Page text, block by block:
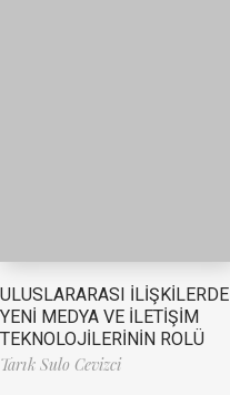
ULUSLARARASI İLİŞKİLERDE
YENİ MEDYA VE İLETİŞİM
TEKNOLOJİLERİNİN ROLÜ
Tarık Sulo Cevizci